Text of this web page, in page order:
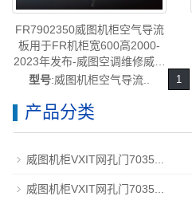
FR7902350威图机柜空气导流
板用于FR机柜宽600高2000-
2023年发布-威图空调维修威图
电柜威图母线威图风扇
型号:威图机柜空气导流.. 1
产品分类
威图机柜VXIT网孔门7035...
威图机柜VXIT网孔门7035...